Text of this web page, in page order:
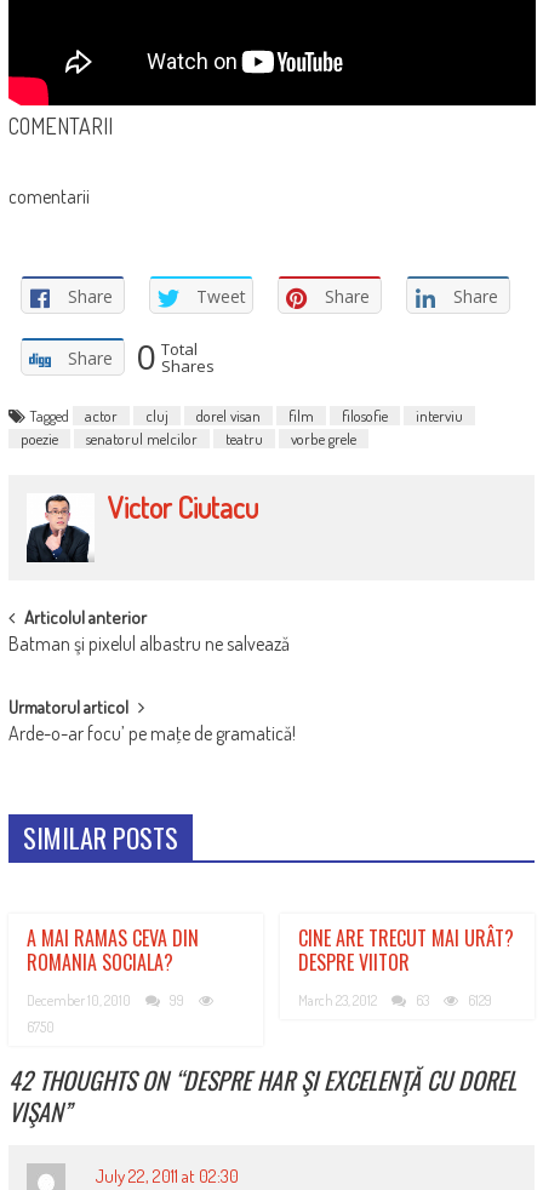
COMENTARII
comentarii
Share Tweet Share Share
Share 0 Total
Shares
Tagged actor cluj dorel visan film filosofie
interviu
poezie
senatorul melcilor teatru vorbe grele
Victor Ciutacu
POST
NAVIGATION
Articolul anterior
Batman şi pixelul albastru ne salvează
Urmatorul articol
Arde-o-ar focu’ pe maţe de gramatică!
SIMILAR POSTS
A MAI RAMAS CEVA DIN
ROMANIA SOCIALA?
December 10, 2010
99
6750
CINE ARE TRECUT MAI URÂT?
DESPRE VIITOR
March 23, 2012 63 6129
42 THOUGHTS ON “DESPRE HAR ŞI EXCELENŢĂ CU DOREL
VIŞAN”
July 22, 2011 at 02:30